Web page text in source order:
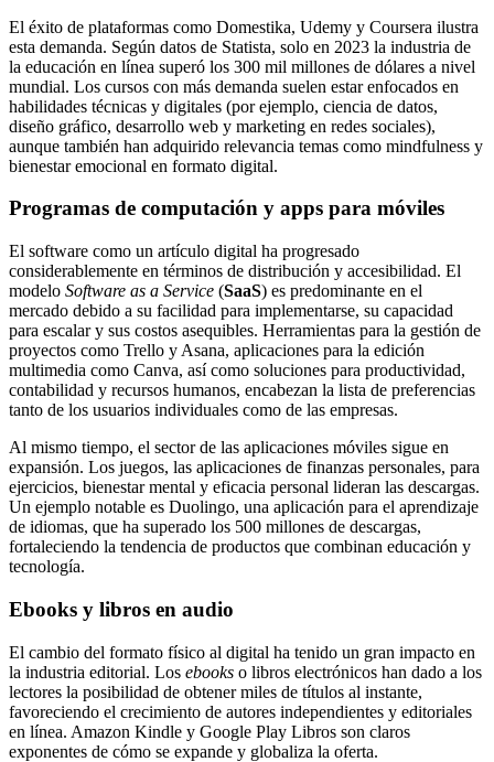
El éxito de plataformas como Domestika, Udemy y Coursera ilustra
esta demanda. Según datos de Statista, solo en 2023 la industria de
la educación en línea superó los 300 mil millones de dólares a nivel
mundial. Los cursos con más demanda suelen estar enfocados en
habilidades técnicas y digitales (por ejemplo, ciencia de datos,
diseño gráfico, desarrollo web y marketing en redes sociales),
aunque también han adquirido relevancia temas como mindfulness y
bienestar emocional en formato digital.
Programas de computación y apps para móviles
El software como un artículo digital ha progresado
considerablemente en términos de distribución y accesibilidad. El
modelo Software as a Service (SaaS) es predominante en el
mercado debido a su facilidad para implementarse, su capacidad
para escalar y sus costos asequibles. Herramientas para la gestión de
proyectos como Trello y Asana, aplicaciones para la edición
multimedia como Canva, así como soluciones para productividad,
contabilidad y recursos humanos, encabezan la lista de preferencias
tanto de los usuarios individuales como de las empresas.
Al mismo tiempo, el sector de las aplicaciones móviles sigue en
expansión. Los juegos, las aplicaciones de finanzas personales, para
ejercicios, bienestar mental y eficacia personal lideran las descargas.
Un ejemplo notable es Duolingo, una aplicación para el aprendizaje
de idiomas, que ha superado los 500 millones de descargas,
fortaleciendo la tendencia de productos que combinan educación y
tecnología.
Ebooks y libros en audio
El cambio del formato físico al digital ha tenido un gran impacto en
la industria editorial. Los ebooks o libros electrónicos han dado a los
lectores la posibilidad de obtener miles de títulos al instante,
favoreciendo el crecimiento de autores independientes y editoriales
en línea. Amazon Kindle y Google Play Libros son claros
exponentes de cómo se expande y globaliza la oferta.